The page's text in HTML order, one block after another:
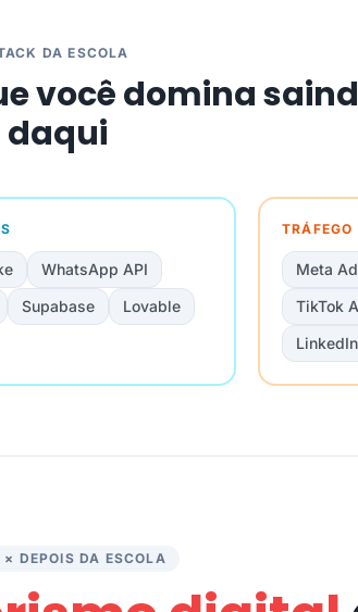
DA ESCOLA
você domina
daqui
WhatsApp API
Supabase Lovable
TRÁFEGO
Meta
TikTok
× DEPOIS DA ESCOLA